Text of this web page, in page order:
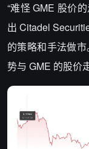
“难怪 GME 股价
出 Citadel
的策略和手法做
势与 GME 的股价